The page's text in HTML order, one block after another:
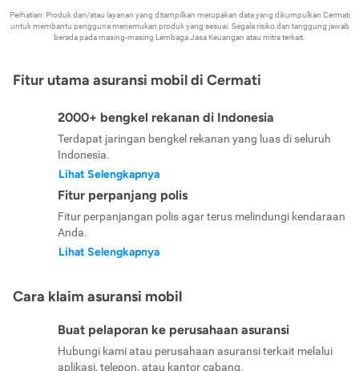
Perhatian: Produk dan/atau layanan yang ditampilkan merupakan data yang dikumpulkan Cermati
untuk membantu pengguna menemukan produk yang sesuai. Segala risiko dan tanggung jawab
berada pada masing-masing Lembaga Jasa Keuangan atau mitra terkait.
Fitur utama asuransi mobil di Cermati
2000+ bengkel rekanan di Indonesia
Terdapat jaringan bengkel rekanan yang luas di seluruh
Indonesia.
Lihat Selengkapnya
Fitur perpanjang polis
Fitur perpanjangan polis agar terus melindungi kendaraan
Anda.
Lihat Selengkapnya
Cara klaim asuransi mobil
Buat pelaporan ke perusahaan asuransi
Hubungi kami atau perusahaan asuransi terkait melalui
aplikasi, telepon, atau kantor cabang.